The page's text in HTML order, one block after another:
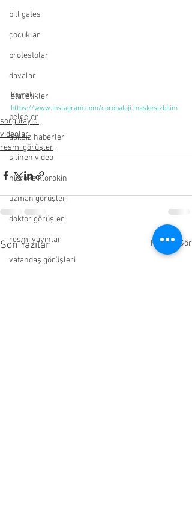
bill gates
çocuklar
protestolar
davalar
istatistikler
belgeler
asılsız haberler
silinen video
hidroksiklorokin
uzman görüşleri
doktor görüşleri
resmi yayınlar
vatandaş görüşleri
Kaynak :
https://www.instagram.com/coronaloji.maskesizbilim
sorgulayıcı
videolar
resmi görüşler
Son Yazılar Hepsini Gör